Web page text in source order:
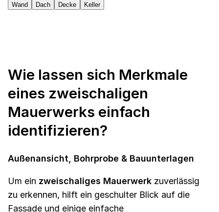
Wand Dach Decke Keller
Wie lassen sich Merkmale
eines zweischaligen
Mauerwerks einfach
identifizieren?
Außenansicht, Bohrprobe & Bauunterlagen
Um ein zweischaliges Mauerwerk zuverlässig
zu erkennen, hilft ein geschulter Blick auf die
Fassade und einige einfache